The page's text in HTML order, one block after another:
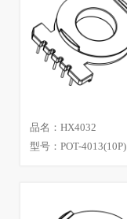
品名：HX4032
型号：POT-4013(10P)